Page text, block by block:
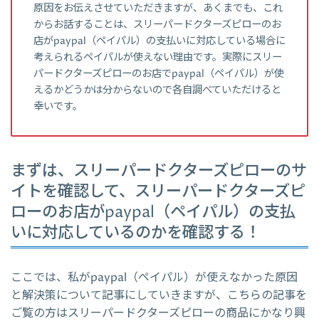
原因をお伝えさせていただきますが、あくまでも、これ
からお話することは、スリーパードクターズピローのお
店がpaypal（ペイパル）の支払いに対応している場合に
考えられるペイパルが使えない理由です。実際にスリー
パードクターズピローのお店でpaypal（ペイパル）が使
えるかどうかは分からないので各自調べていただけると
幸いです。
まずは、スリーパードクターズピローのサ
イトを確認して、スリーパードクターズピ
ローのお店がpaypal（ペイパル）の支払
いに対応しているのかを確認する！
ここでは、私がpaypal（ペイパル）が使えなかった原因
と解決策について記事にしていきますが、こちらの記事を
ご覧の方はスリーパードクターズピローの商品にかなり興